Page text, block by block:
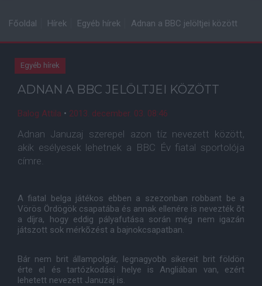
Főoldal Hírek Egyéb hírek Adnan a BBC jelöltjei között
Egyéb hírek
ADNAN A BBC JELÖLTJEI KÖZÖTT
Balog Attila • 2013. december. 03. 08:46
Adnan Januzaj szerepel azon tíz nevezett között,
akik esélyesek lehetnek a BBC Év fiatal sportolója
címre.
A fiatal belga játékos ebben a szezonban robbant be a
Vörös Ördögök csapatába és annak ellenére is nevezték õt
a díjra, hogy eddig pályafutása során még nem igazán
játszott sok mérkõzést a bajnokcsapatban.
Bár nem brit állampolgár, legnagyobb sikereit brit földön
érte el és tartózkodási helye is Angliában van, ezért
lehetett nevezett Januzaj is.